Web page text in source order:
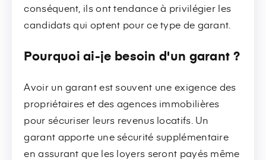
conséquent, ils ont tendance à privilégier les
candidats qui optent pour ce type de garant.
Pourquoi ai-je besoin d'un garant ?
Avoir un garant est souvent une exigence des
propriétaires et des agences immobilières
pour sécuriser leurs revenus locatifs. Un
garant apporte une sécurité supplémentaire
en assurant que les loyers seront payés même